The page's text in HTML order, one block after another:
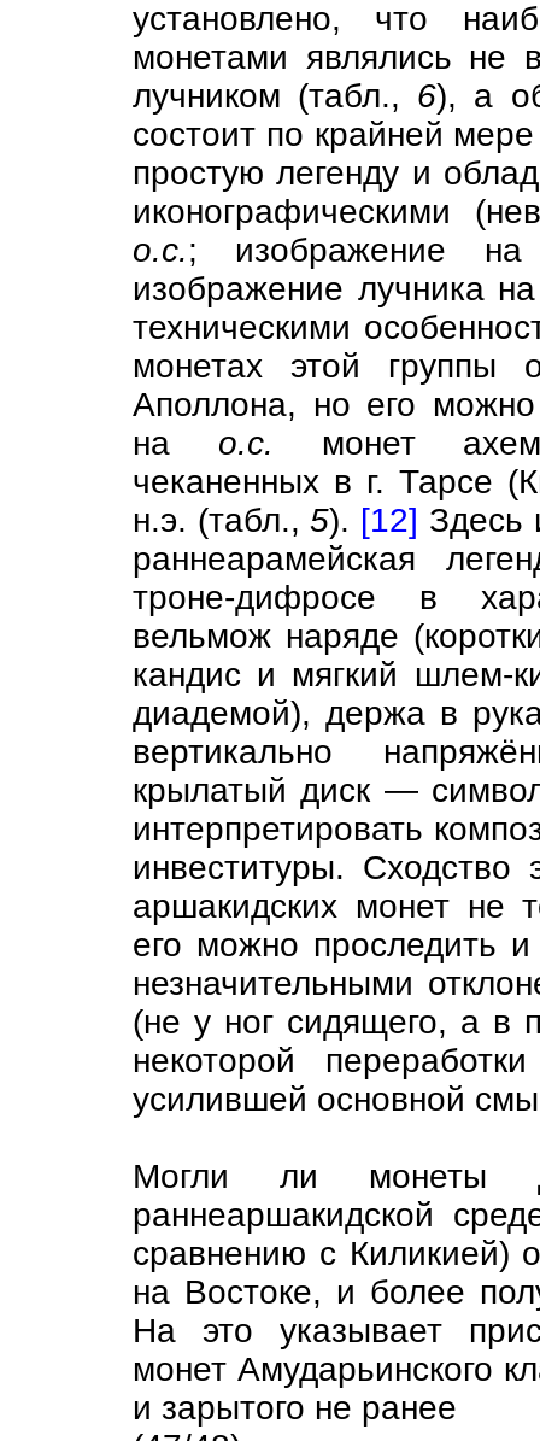
установлено, что
монетами являлись
лучником (табл., 6), а
состоит по крайней
простую легенду и
иконографическими
о.с.; изображение
изображение лучника
техническими
монетах этой группы
Аполлона, но его
на о.с. монет
чеканенных в г. Тарсе
н.э. (табл.,5). [12] Здесь
раннеарамейская
троне-дифросе в
вельмож наряде
кандис и мягкий шлем-
диадемой), держа в
вертикально
крылатый диск —
интерпретировать
инвеституры.
аршакидских монет не
его можно проследить
незначительными
(не у ног сидящего, а в
некоторой
усилившей основной
Могли ли монеты
раннеаршакидской
сравнению с Киликией)
на Востоке, и более
На это указывает
монет Амударьинского
и зарытого не ранее